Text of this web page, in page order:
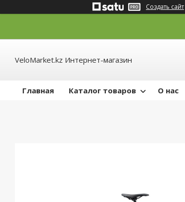
Создать сайт
VeloMarket.kz Интернет-магазин
Главная Каталог товаров О нас